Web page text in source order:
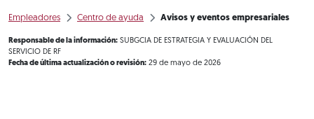
Empleadores Centro de ayuda Avisos y eventos empresariales
Responsable de la información: SUBGCIA DE ESTRATEGIA Y EVALUACIÓN DEL
SERVICIO DE RF
Fecha de última actualización o revisión: 29 de mayo de 2026